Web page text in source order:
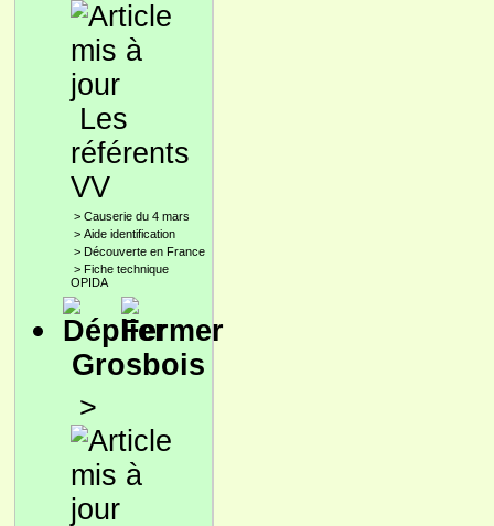
Les
référents
VV
> Causerie du 4 mars
> Aide identification
> Découverte en France
> Fiche technique
OPIDA
Grosbois
>